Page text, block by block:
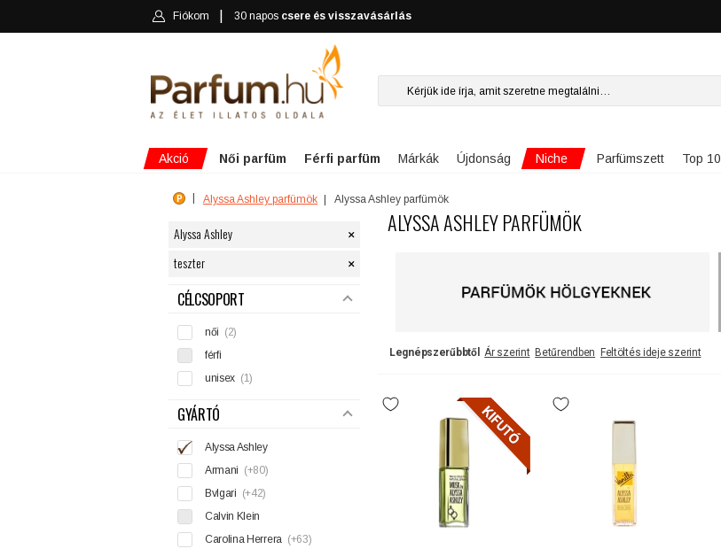
Fiókom 30 napos csere és visszavásárlás
Akció Női parfüm Férfi parfüm Márkák Újdonság Niche Parfümszett Top 10
Alyssa Ashley parfümök Alyssa Ashley parfümök
Alyssa Ashley ×
teszter ×
SZŰRÉS
CÉLCSOPORT
női (2)
férfi
unisex (1)
GYÁRTÓ
Alyssa Ashley
Armani (+80)
Bvlgari (+42)
Calvin Klein
Carolina Herrera (+63)
ALYSSA ASHLEY PARFÜMÖK
Legnépszerűbbtől Ár szerint Betűrendben Feltöltés ideje szerint